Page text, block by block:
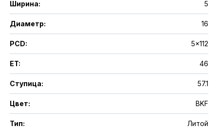
Ширина: 5
Диаметр: 16
PCD: 5x112
ET: 46
Ступица: 57.1
Цвет: BKF
Тип: Литой